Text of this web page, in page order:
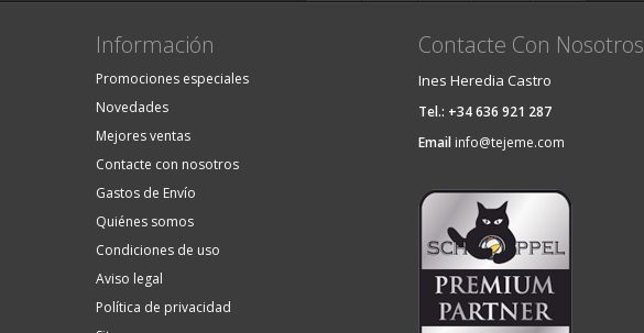
Información
Promociones especiales
Novedades
Mejores ventas
Contacte con nosotros
Gastos de Envío
Quiénes somos
Condiciones de uso
Aviso legal
Política de privacidad
Contacte Con Nosotros
Ines Heredia Castro
Tel.: +34 636 921 287
Email info@tejeme.com